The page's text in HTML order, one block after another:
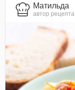
Матильда
автор рецепта